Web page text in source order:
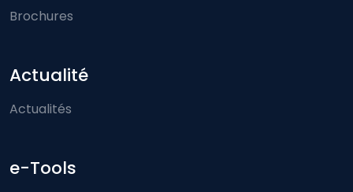
Brochures
Actualité
Actualités
e-Tools